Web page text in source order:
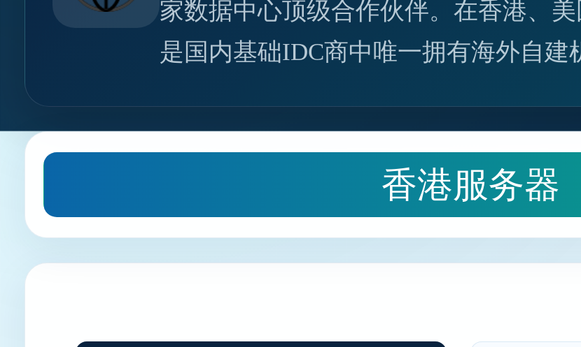
家数据中心顶级合作伙伴。在香港、美
是国内基础IDC商中唯一拥有海外自建
香港服务器